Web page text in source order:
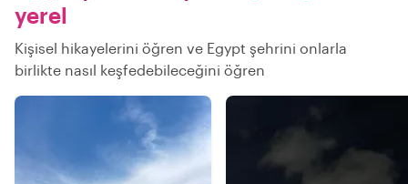
yerel
Kişisel hikayelerini öğren ve Egypt şehrini onlarla
birlikte nasıl keşfedebileceğini öğren